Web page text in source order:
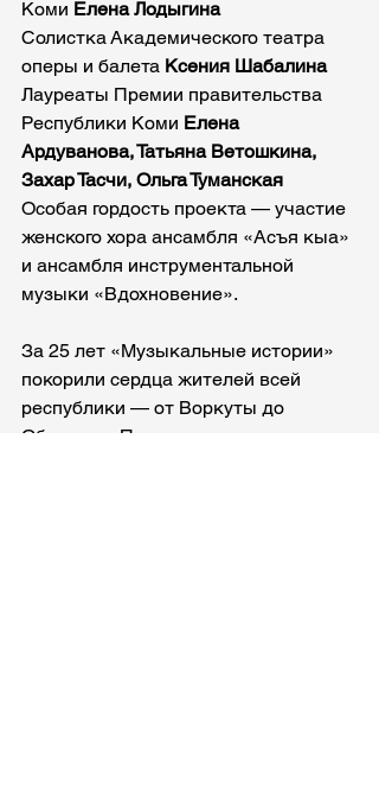
Коми Елена Лодыгина
Солистка Академического театра
оперы и балета Ксения Шабалина
Лауреаты Премии правительства
Республики Коми Елена
Ардуванова, Татьяна Ветошкина,
Захар Тасчи, Ольга Туманская
Особая гордость проекта — участие
женского хора ансамбля «Асъя кыа»
и ансамбля инструментальной
музыки «Вдохновение».
За 25 лет «Музыкальные истории»
покорили сердца жителей всей
республики — от Воркуты до
Объячево. Проект стал лауреатом